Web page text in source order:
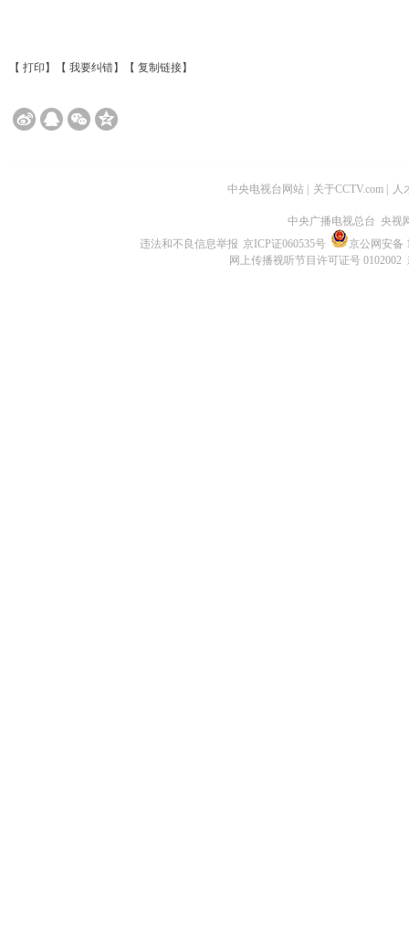
【 打印 】【 我要纠错】【 复制链接】
中央电视台网站 关于CCTV.com 人
中央广播电视总台 央视
违法和不良信息举报 京ICP证060535号
京公网安备
网上传播视听节目许可证号 0102002